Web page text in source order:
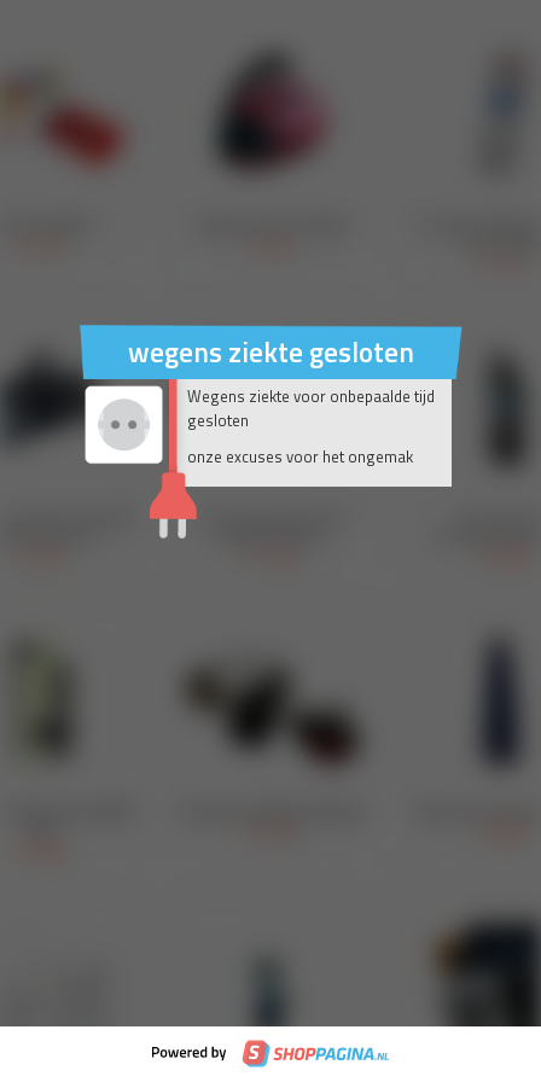
wegens ziekte gesloten
Wegens ziekte voor onbepaalde tijd
gesloten
onze excuses voor het ongemak